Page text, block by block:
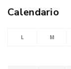
Calendario
L M